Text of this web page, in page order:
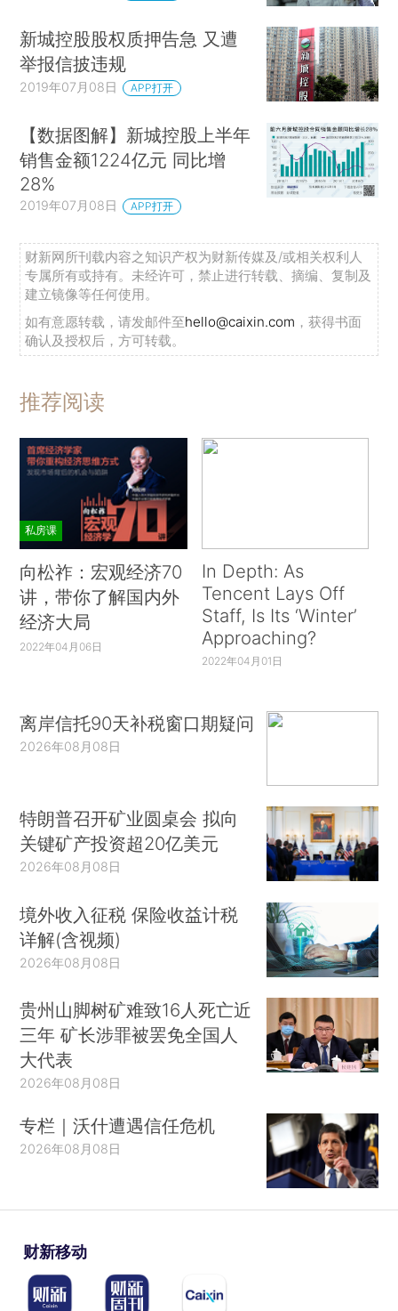
新城控股股权质押告急 又遭
举报信披违规
2019年07月08日 APP打开
【数据图解】新城控股上半年
销售金额1224亿元 同比增
28%
2019年07月08日 APP打开
财新网所刊载内容之知识产权为财新传媒及/或相关权利人
专属所有或持有。未经许可，禁止进行转载、摘编、复制及
建立镜像等任何使用。
如有意愿转载，请发邮件至hello@caixin.com ，获得书面
确认及授权后，方可转载。
推荐阅读
私房课
向松祚：宏观经济70
讲，带你了解国内外
经济大局
2022年04月06日
In Depth: As
Tencent Lays Off
Staff, Is Its ‘Winter’
Approaching?
2022年04月01日
离岸信托90天补税窗口期疑问
2026年08月08日
特朗普召开矿业圆桌会 拟向
关键矿产投资超20亿美元
2026年08月08日
境外收入征税 保险收益计税
详解(含视频)
2026年08月08日
贵州山脚树矿难致16人死亡近
三年 矿长涉罪被罢免全国人
大代表
2026年08月08日
专栏｜沃什遭遇信任危机
2026年08月08日
财新移动